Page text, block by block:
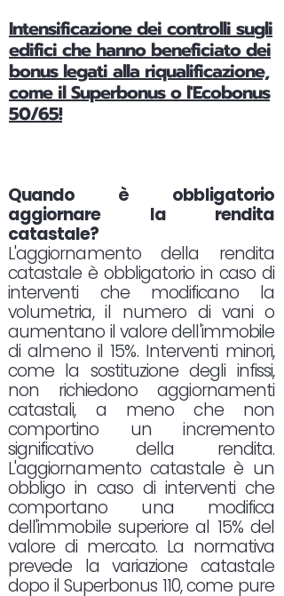
Intensificazione dei controlli sugli
edifici che hanno beneficiato dei
bonus legati alla riqualificazione,
come il Superbonus o l'Ecobonus
50/65!
Quando è obbligatorio
aggiornare la rendita
catastale?
L'aggiornamento della rendita
catastale è obbligatorio in caso di
interventi che modificano la
volumetria, il numero di vani o
aumentano il valore dell'immobile
di almeno il 15%. Interventi minori,
come la sostituzione degli infissi,
non richiedono aggiornamenti
catastali, a meno che non
comportino un incremento
significativo della rendita.
L'aggiornamento catastale è un
obbligo in caso di interventi che
comportano una modifica
dell'immobile superiore al 15% del
valore di mercato. La normativa
prevede la variazione catastale
dopo il Superbonus 110, come pure